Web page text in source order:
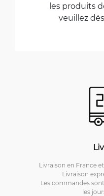
les produits
veuillez
Livraison en France
Livraison
Les commandes
les